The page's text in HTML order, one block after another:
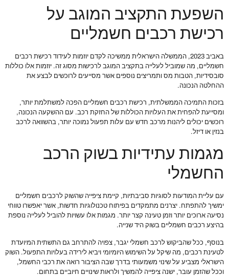
השפעת התקציב המוגב על
רכישת רכבים חשמליים
באביב 2023, הממשלה הישראלית ממשיכה לקדם יוזמות לעידוד רכישת רכבים
חשמליים, מה שמוביל לעלייה בתקציב המוגב לרכישות מסוג זה. יוזמות אלו כוללות
סובסידיות, הטבות מס ותמריצים נוספים אשר מסייעים לרוכשים לבצע את
ההחלטה הנכונה.
בזכות התמיכה הממשלתית, רכישת רכבים חשמליים הפכה למשתלמת יותר,
ומסייעת להפחית את העלויות הכוללות של החזקת רכב. עם ההשקעה הנכונה,
רוכשים יכולים ליהנות מרכב חדש עם עלות תפעול נמוכה יותר, בהשוואה לרכב
בנזין או דיזל.
מגמות עתידיות בשוק הרכב
החשמלי
עם עליית המודעות לסוגיות סביבתיות, קיימת ציפייה שהשוק לרכבים חשמליים
ימשיך להתפתח. יצרנים מתמקדים בפיתוח טכנולוגיות חדשות, אשר יאפשרו טווחי
נסיעה ארוכים יותר וזמן טעינה קצר יותר. מגמות אלו עשויות להוביל לעלייה נוספת
בהיצע רכבים חשמליים בשוק היד שנייה.
בנוסף, ככל שהביקוש לרכב חשמלי יגבר, צפויה להתרחב גם התשתית המיועדת
לטעינת רכבים, מה שיקל על השימוש היומיומי ויביא לירידה בעלויות התפעול. השוק
הישראלי מצביע על שינוי משמעותי בדרך שבה הציבור רואה את רכבי החשמל,
וככל שהזמן עובר, ישנה ציפייה להמשיך ולראות שינויים חיוביים בתחום.